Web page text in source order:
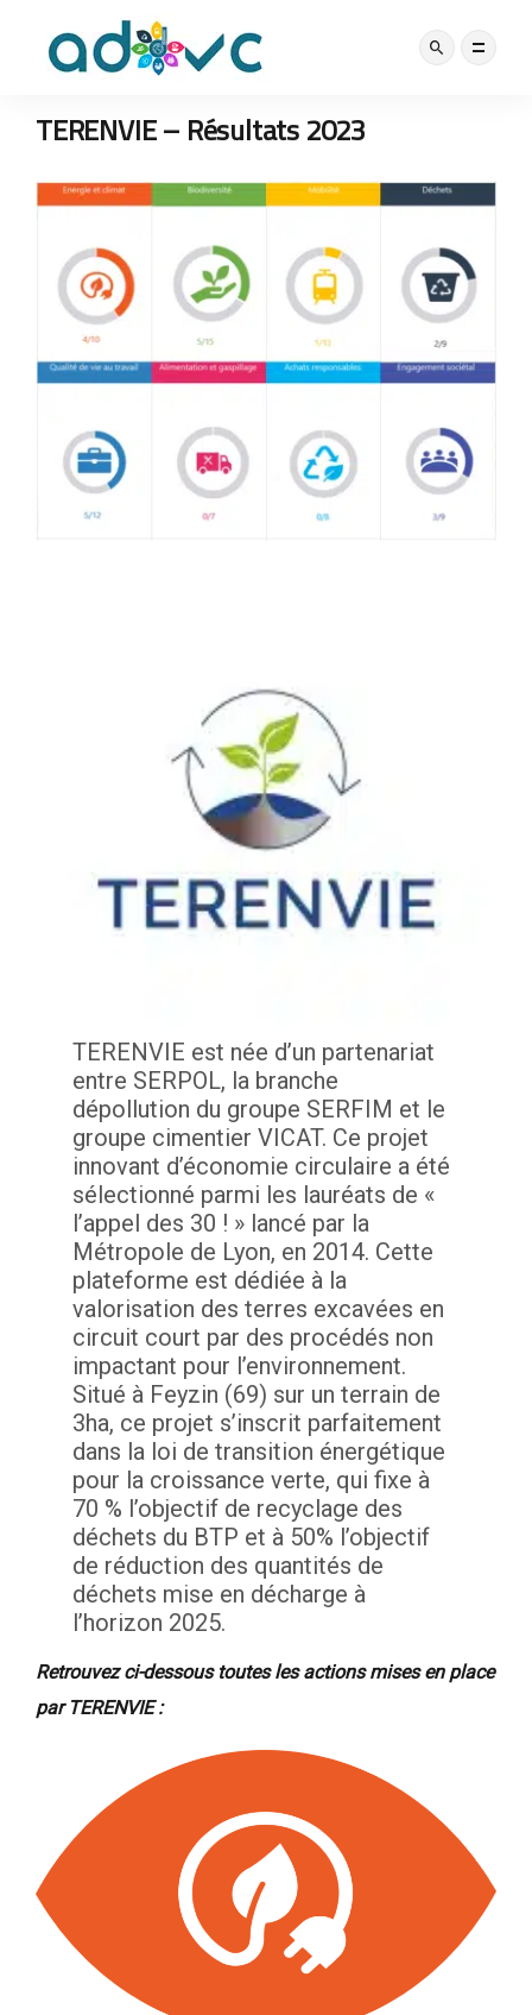
TERENVIE – Résultats 2023
TERENVIE est née d’un partenariat
entre SERPOL, la branche
dépollution du groupe SERFIM et le
groupe cimentier VICAT. Ce projet
innovant d’économie circulaire a été
sélectionné parmi les lauréats de «
l’appel des 30 ! » lancé par la
Métropole de Lyon, en 2014. Cette
plateforme est dédiée à la
valorisation des terres excavées en
circuit court par des procédés non
impactant pour l’environnement.
Situé à Feyzin (69) sur un terrain de
3ha, ce projet s’inscrit parfaitement
dans la loi de transition énergétique
pour la croissance verte, qui fixe à
70 % l’objectif de recyclage des
déchets du BTP et à 50% l’objectif
de réduction des quantités de
déchets mise en décharge à
l’horizon 2025.
Retrouvez ci-dessous toutes les actions mises en place
par TERENVIE :